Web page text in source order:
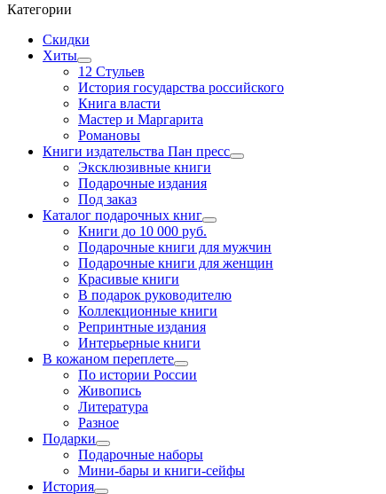
Категории
Скидки
Хиты
12 Стульев
История государства российского
Книга власти
Мастер и Маргарита
Романовы
Книги издательства Пан пресс
Эксклюзивные книги
Подарочные издания
Под заказ
Каталог подарочных книг
Книги до 10 000 руб.
Подарочные книги для мужчин
Подарочные книги для женщин
Красивые книги
В подарок руководителю
Коллекционные книги
Репринтные издания
Интерьерные книги
В кожаном переплете
По истории России
Живопись
Литература
Разное
Подарки
Подарочные наборы
Мини-бары и книги-сейфы
История